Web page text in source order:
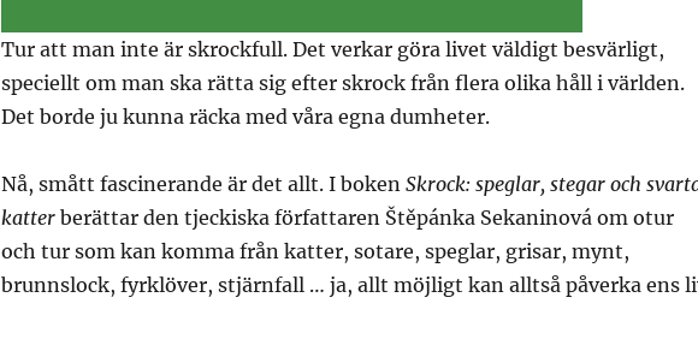
Tur att man inte är skrockfull. Det verkar göra livet väldigt besvärligt,
speciellt om man ska rätta sig efter skrock från flera olika håll i världen.
Det borde ju kunna räcka med våra egna dumheter.
Nå, smått fascinerande är det allt. I boken Skrock: speglar, stegar och
katterberättar den tjeckiska författaren Štěpánka Sekaninová om otur
och tur som kan komma från katter, sotare, speglar, grisar, mynt,
brunnslock, fyrklöver, stjärnfall … ja, allt möjligt kan alltså påverka ens